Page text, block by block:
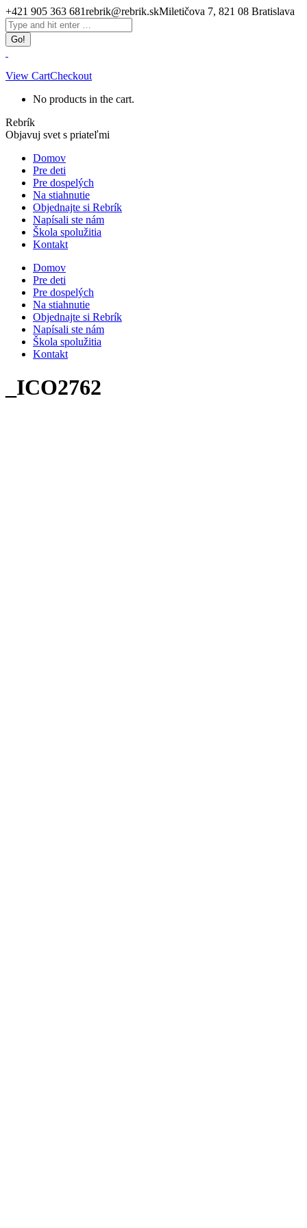
Skip
to
content
+421 905 363 681rebrik@rebrik.skMiletičova 7, 821 08 Bratislava
Facebook
page
opens
in
new
window
Search:
View CartCheckout
No products in the cart.
Rebrík
Objavuj svet s priateľmi
Domov
Pre deti
Pre dospelých
Na stiahnutie
Objednajte si Rebrík
Napísali ste nám
Škola spolužitia
Kontakt
Domov
Pre deti
Pre dospelých
Na stiahnutie
Objednajte si Rebrík
Napísali ste nám
Škola spolužitia
Kontakt
_ICO2762